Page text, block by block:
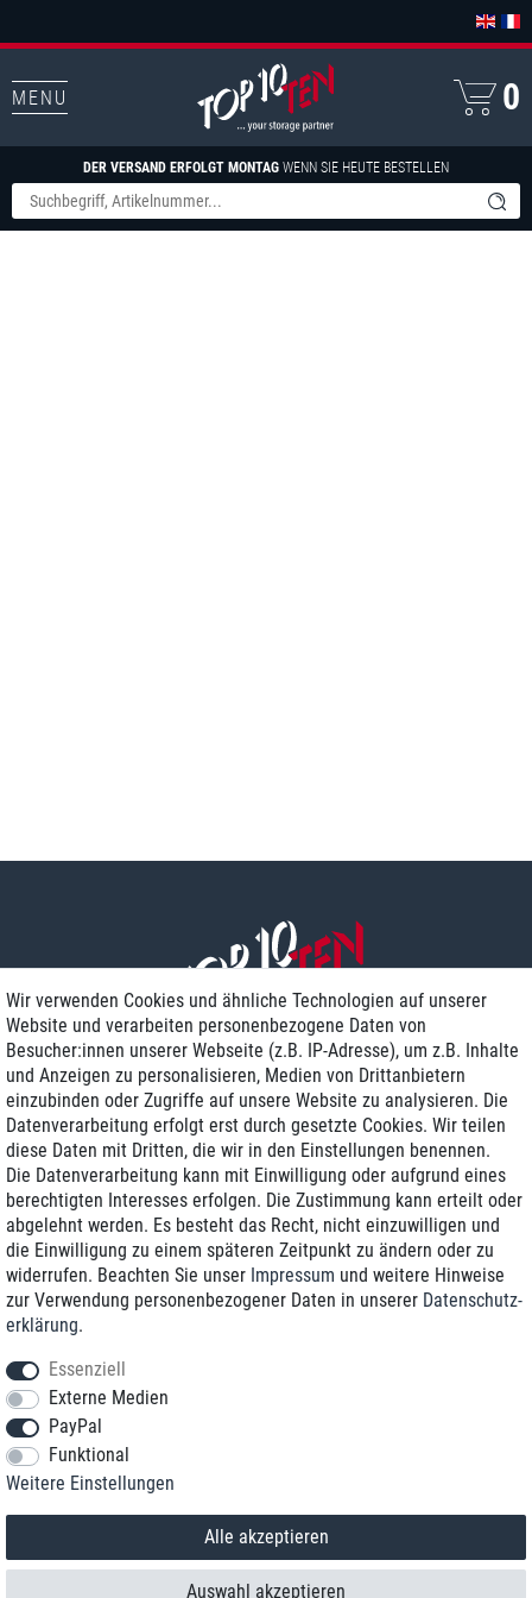
MENU
DER VERSAND ERFOLGT MONTAG WENN SIE HEUTE BESTELLEN
0
Zustellung am nächsten Werktag
Günstiger Versand
Generalüberholt mit Garantie
+49 8989 96160*
*Sie erreichen uns zum Ortstarif von Montag bis Freitag von 9 Uhr - 18 Uhr.
© 2018 TOP TEN Computervertrieb GmbH
Wir verwenden Cookies und ähnliche Technologien auf unserer
Website und verarbeiten personenbezogene Daten von
Besucher:innen unserer Webseite (z.B. IP-Adresse), um z.B. Inhalte
und Anzeigen zu personalisieren, Medien von Drittanbietern
einzubinden oder Zugriffe auf unsere Website zu analysieren. Die
Datenverarbeitung erfolgt erst durch gesetzte Cookies. Wir teilen
diese Daten mit Dritten, die wir in den Einstellungen benennen.
Die Datenverarbeitung kann mit Einwilligung oder aufgrund eines
berechtigten Interesses erfolgen. Die Zustimmung kann erteilt oder
abgelehnt werden. Es besteht das Recht, nicht einzuwilligen und
die Einwilligung zu einem späteren Zeitpunkt zu ändern oder zu
widerrufen. Beachten Sie unser Impressum und weitere Hinweise
zur Verwendung personenbezogener Daten in unserer Daten­schutz­
erklärung.
Essenziell
Externe Medien
PayPal
Funktional
Weitere Einstellungen
Alle akzeptieren
Auswahl akzeptieren